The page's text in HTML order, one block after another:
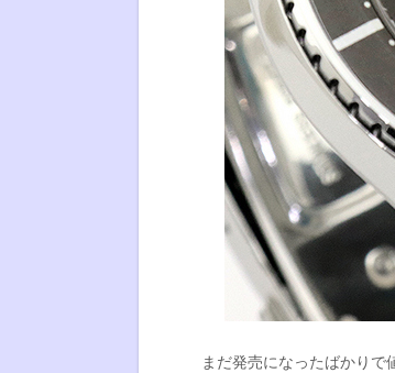
まだ発売になったばかりで